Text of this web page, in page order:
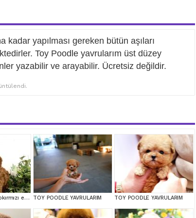
kadar yapılması gereken bütün aşıları
Toy Poodle yavrularım üst düzey
yazabilir ve arayabilir. Ücretsiz değildir.
Mini boy puppy kıpkırmızı ev üretimi TOOY POODLE TOY POODLE YAVRULARIM TOY POODLE YAVRULARIM